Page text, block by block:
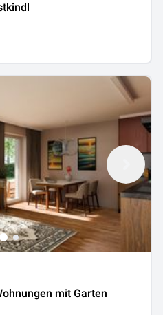
mit Garten